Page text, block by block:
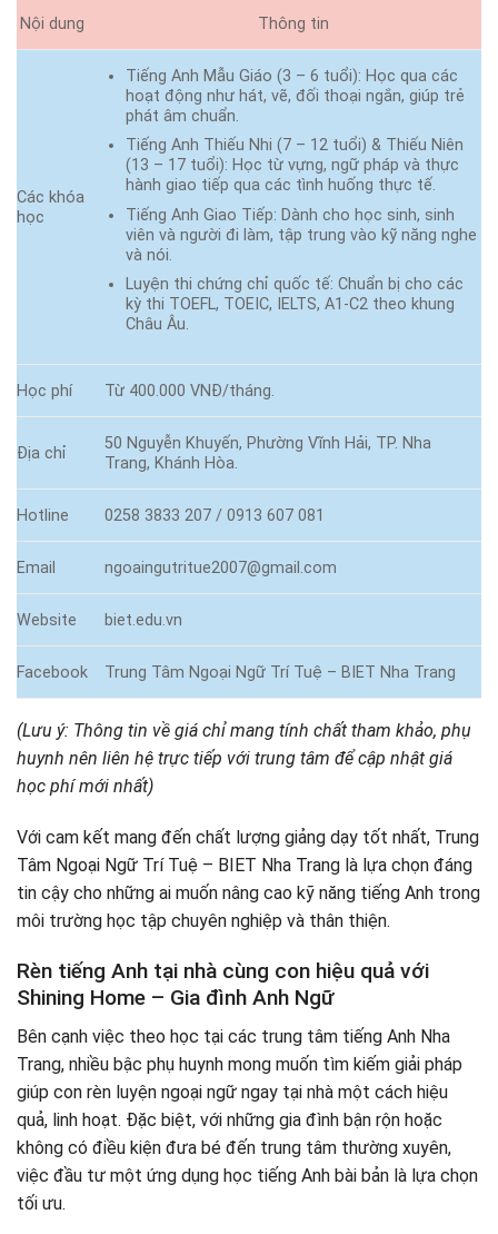
Nội dung Thông tin
Các khóa
học
Tiếng Anh Mẫu Giáo (3 – 6 tuổi): Học qua các
hoạt động như hát, vẽ, đối thoại ngắn, giúp trẻ
phát âm chuẩn.
Tiếng Anh Thiếu Nhi (7 – 12 tuổi) & Thiếu Niên
(13 – 17 tuổi): Học từ vựng, ngữ pháp và thực
hành giao tiếp qua các tình huống thực tế.
Tiếng Anh Giao Tiếp: Dành cho học sinh, sinh
viên và người đi làm, tập trung vào kỹ năng nghe
và nói.
Luyện thi chứng chỉ quốc tế: Chuẩn bị cho các
kỳ thi TOEFL, TOEIC, IELTS, A1-C2 theo khung
Châu Âu.
Học phí Từ 400.000 VNĐ/tháng.
Địa chỉ
50 Nguyễn Khuyến, Phường Vĩnh Hải, TP. Nha
Trang, Khánh Hòa.
Hotline 0258 3833 207 / 0913 607 081
Email ngoaingutritue2007@gmail.com
Website biet.edu.vn
Facebook Trung Tâm Ngoại Ngữ Trí Tuệ – BIET Nha Trang
(Lưu ý: Thông tin về giá chỉ mang tính chất tham khảo, phụ
huynh nên liên hệ trực tiếp với trung tâm để cập nhật giá
học phí mới nhất)
Với cam kết mang đến chất lượng giảng dạy tốt nhất, Trung
Tâm Ngoại Ngữ Trí Tuệ – BIET Nha Trang là lựa chọn đáng
tin cậy cho những ai muốn nâng cao kỹ năng tiếng Anh trong
môi trường học tập chuyên nghiệp và thân thiện.
Rèn tiếng Anh tại nhà cùng con hiệu quả với
Shining Home – Gia đình Anh Ngữ
Bên cạnh việc theo học tại các trung tâm tiếng Anh Nha
Trang, nhiều bậc phụ huynh mong muốn tìm kiếm giải pháp
giúp con rèn luyện ngoại ngữ ngay tại nhà một cách hiệu
quả, linh hoạt. Đặc biệt, với những gia đình bận rộn hoặc
không có điều kiện đưa bé đến trung tâm thường xuyên,
việc đầu tư một ứng dụng học tiếng Anh bài bản là lựa chọn
tối ưu.